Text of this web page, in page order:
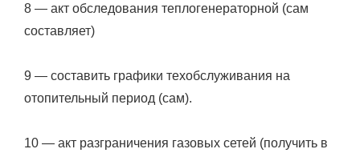
8 — акт обследования теплогенераторной (сам
составляет)
9 — составить графики техобслуживания на
отопительный период (сам).
10 — акт разграничения газовых сетей (получить в